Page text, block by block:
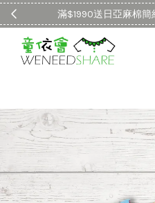
滿$1990送日亞麻棉簡
您的購物車
繼